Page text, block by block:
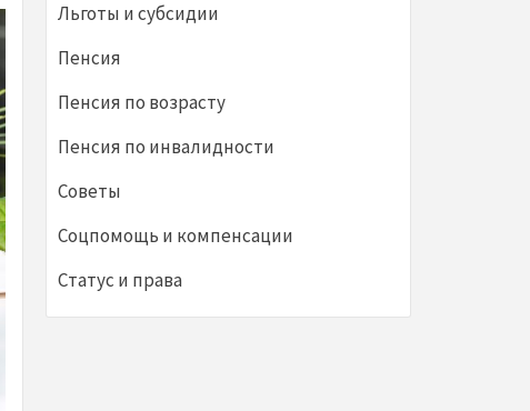
Льготы и субсидии
Пенсия
Пенсия по возрасту
Пенсия по инвалидности
Советы
Соцпомощь и компенсации
Статус и права